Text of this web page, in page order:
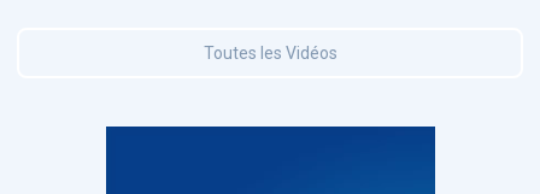
Toutes les Vidéos